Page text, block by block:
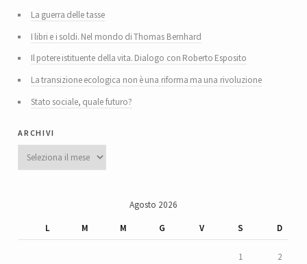
La guerra delle tasse
I libri e i soldi. Nel mondo di Thomas Bernhard
Il potere istituente della vita. Dialogo con Roberto Esposito
La transizione ecologica non è una riforma ma una rivoluzione
Stato sociale, quale futuro?
archivi
Archivi
Agosto 2026
L
M M G V S D
1 2